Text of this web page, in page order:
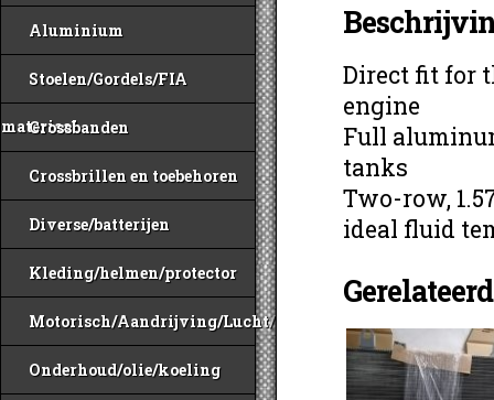
Aluminium
Stoelen/Gordels/FIA
materiaal
Crossbanden
Crossbrillen en toebehoren
Diverse/batterijen
Kleding/helmen/protector
Motorisch/Aandrijving/Lucht/Benzine
Onderhoud/olie/koeling
Direct fit for
engine
Full
tanks
Two-row,
ideal fluid